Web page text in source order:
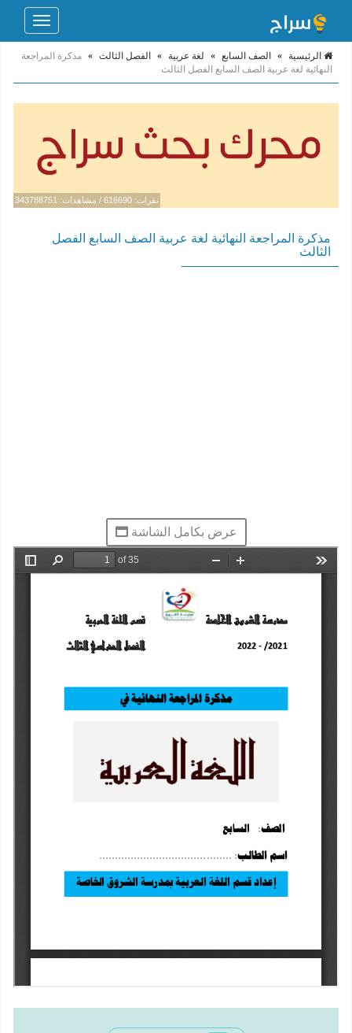
Toggle
الرئيسية » الصف السابع » لغة عربية » الفصل الثالث » مذكرة المراجعة
النهائية لغة عربية الصف السابع الفصل الثالث
نقرات: 616690 / مشاهدات: 343788751
مذكرة المراجعة النهائية لغة عربية الصف السابع الفصل
الثالث
عرض بكامل الشاشة